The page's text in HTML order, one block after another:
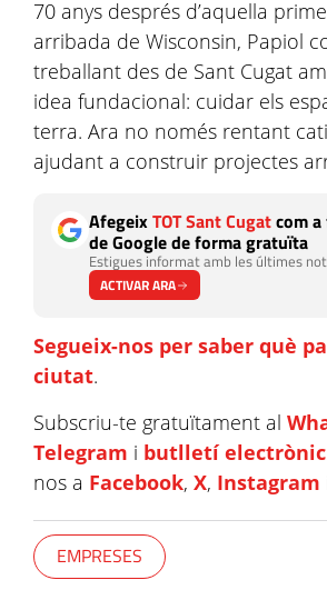
70 anys després d’aquella
arribada de Wisconsin, Papiol
treballant des de Sant Cugat
idea fundacional: cuidar els
terra. Ara no només rentant
ajudant a construir projectes
AfegeixTOT Sant Cugatcom
de Google de forma gratuïta
Estigues informat amb les últimes
ACTIVAR ARA
Segueix-nos per saber què
ciutat.
Subscriu-te gratuïtament al
Telegram i butlletí electrònic
nos a Facebook, X, Instagram
EMPRESES